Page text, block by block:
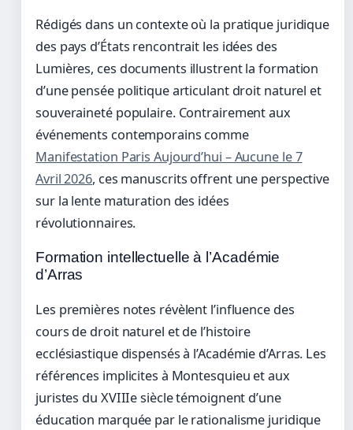
Rédigés dans un contexte où la pratique juridique
des pays d’États rencontrait les idées des
Lumières, ces documents illustrent la formation
d’une pensée politique articulant droit naturel et
souveraineté populaire. Contrairement aux
événements contemporains comme
Manifestation Paris Aujourd’hui – Aucune le 7
Avril 2026, ces manuscrits offrent une perspective
sur la lente maturation des idées
révolutionnaires.
Formation intellectuelle à l’Académie
d’Arras
Les premières notes révèlent l’influence des
cours de droit naturel et de l’histoire
ecclésiastique dispensés à l’Académie d’Arras. Les
références implicites à Montesquieu et aux
juristes du XVIIIe siècle témoignent d’une
éducation marquée par le rationalisme juridique